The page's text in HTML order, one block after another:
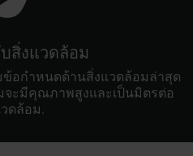
สิ่งแวดล้อม
ข้อกำหนดด้านสิ่งแวดล้อมล่าสุด
จะมีคุณภาพสูงและเป็นมิตรต่อ
ดล้อม.